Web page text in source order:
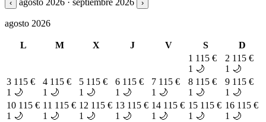
‹ agosto 2026 · septiembre 2026 ›
agosto 2026
L M X J V S
D
1 115 €
1 🌙
2 115 €
1 🌙
3 115 €
1 🌙
4 115 €
1 🌙
5 115 €
1 🌙
6 115 €
1 🌙
7 115 €
1 🌙
8 115 €
1 🌙
9 115 €
1 🌙
10 115 €
1 🌙
11 115 €
1 🌙
12 115 €
1 🌙
13 115 €
1 🌙
14 115 €
1 🌙
15 115 €
1 🌙
16 115 €
1 🌙